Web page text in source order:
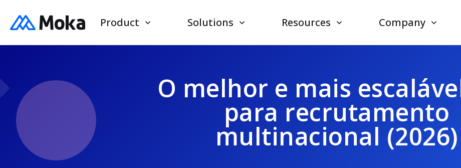
Product Solutions Resources Company
O melhor e mais
para recrutamento
multinacional (2026)